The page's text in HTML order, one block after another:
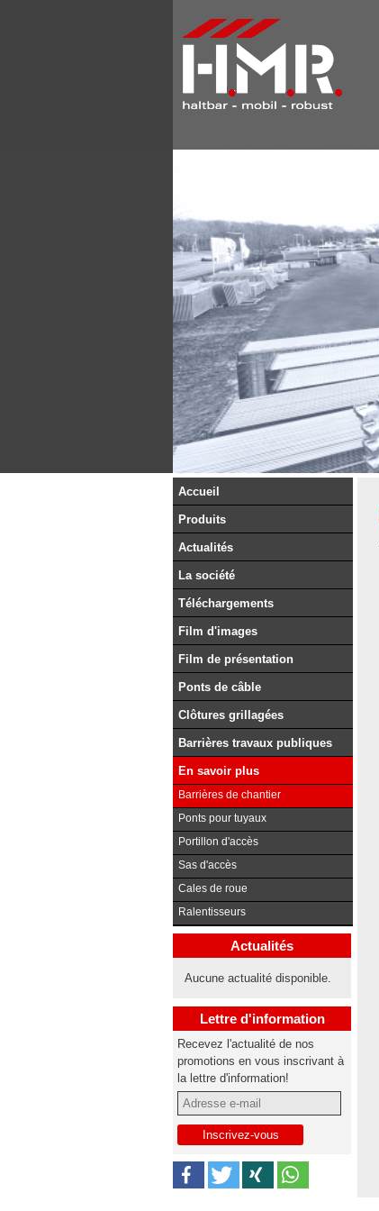
Accueil
Produits
Actualités
La société
Téléchargements
Film d'images
Film de présentation
Ponts de câble
Clôtures grillagées
Barrières travaux publiques
En savoir plus
Barrières de chantier
Ponts pour tuyaux
Portillon d'accès
Sas d'accès
Cales de roue
Ralentisseurs
Actualités
Aucune actualité disponible.
Lettre d'information
Recevez l'actualité de nos
promotions en vous inscrivant à
la lettre d'information!